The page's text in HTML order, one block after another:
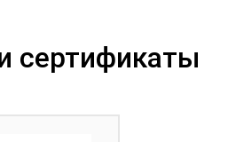
сертификаты